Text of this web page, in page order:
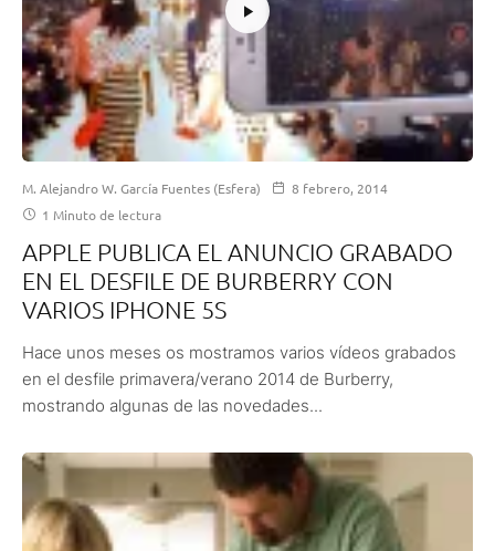
M. Alejandro W. García Fuentes (Esfera)
8 febrero, 2014
1 Minuto de lectura
APPLE PUBLICA EL ANUNCIO GRABADO
EN EL DESFILE DE BURBERRY CON
VARIOS IPHONE 5S
Hace unos meses os mostramos varios vídeos grabados
en el desfile primavera/verano 2014 de Burberry,
mostrando algunas de las novedades...